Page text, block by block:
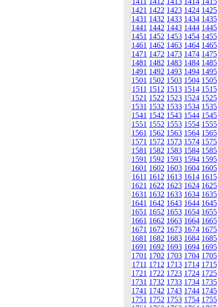
1421 1422 1423 1424 1425
1431 1432 1433 1434 1435
1441 1442 1443 1444 1445
1451 1452 1453 1454 1455
1461 1462 1463 1464 1465
1471 1472 1473 1474 1475
1481 1482 1483 1484 1485
1491 1492 1493 1494 1495
1501 1502 1503 1504 1505
1511 1512 1513 1514 1515
1521 1522 1523 1524 1525
1531 1532 1533 1534 1535
1541 1542 1543 1544 1545
1551 1552 1553 1554 1555
1561 1562 1563 1564 1565
1571 1572 1573 1574 1575
1581 1582 1583 1584 1585
1591 1592 1593 1594 1595
1601 1602 1603 1604 1605
1611 1612 1613 1614 1615
1621 1622 1623 1624 1625
1631 1632 1633 1634 1635
1641 1642 1643 1644 1645
1651 1652 1653 1654 1655
1661 1662 1663 1664 1665
1671 1672 1673 1674 1675
1681 1682 1683 1684 1685
1691 1692 1693 1694 1695
1701 1702 1703 1704 1705
1711 1712 1713 1714 1715
1721 1722 1723 1724 1725
1731 1732 1733 1734 1735
1741 1742 1743 1744 1745
1751 1752 1753 1754 1755